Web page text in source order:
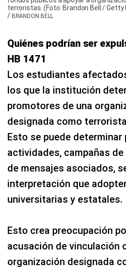
terroristas. (Foto: Brandon Bell / Getty
/ BRANDON BELL
Quiénes podrían ser
HB 1471
Los estudiantes
los que la institución
promotores de una
designada como
Esto se puede
actividades, campañas
de mensajes asociados,
interpretación que
universitarias y estatales.
Esto crea preocupación
acusación de vinculación
organización designada